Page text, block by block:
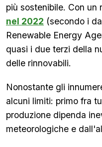
più sostenibile. Con un
nel 2022 (secondo i
Renewable Energy
quasi i due terzi della
delle rinnovabili.
Nonostante gli
alcuni limiti: primo fra
produzione dipenda
meteorologiche e